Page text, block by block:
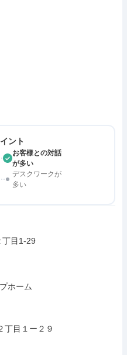
ント
お客様との対話
が多い
デスクワークが
多い
丁目1-29
ホーム
丁目１ー２９